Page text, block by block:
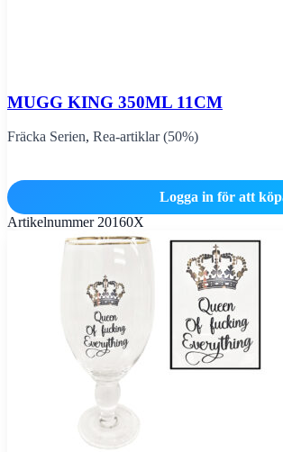
MUGG KING 350ML 11CM
Fräcka Serien, Rea-artiklar (50%)
Logga in för att
Artikelnummer 20160X